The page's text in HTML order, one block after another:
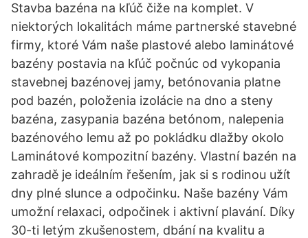
Stavba bazéna na kľúč čiže na komplet. V
niektorých lokalitách máme partnerské stavebné
firmy, ktoré Vám naše plastové alebo laminátové
bazény postavia na kľúč počnúc od vykopania
stavebnej bazénovej jamy, betónovania platne
pod bazén, položenia izolácie na dno a steny
bazéna, zasypania bazéna betónom, nalepenia
bazénového lemu až po pokládku dlažby okolo
Laminátové kompozitní bazény. Vlastní bazén na
zahradě je ideálním řešením, jak si s rodinou užít
dny plné slunce a odpočinku. Naše bazény Vám
umožní relaxaci, odpočinek i aktivní plavání. Díky
30-ti letým zkušenostem, dbání na kvalitu a